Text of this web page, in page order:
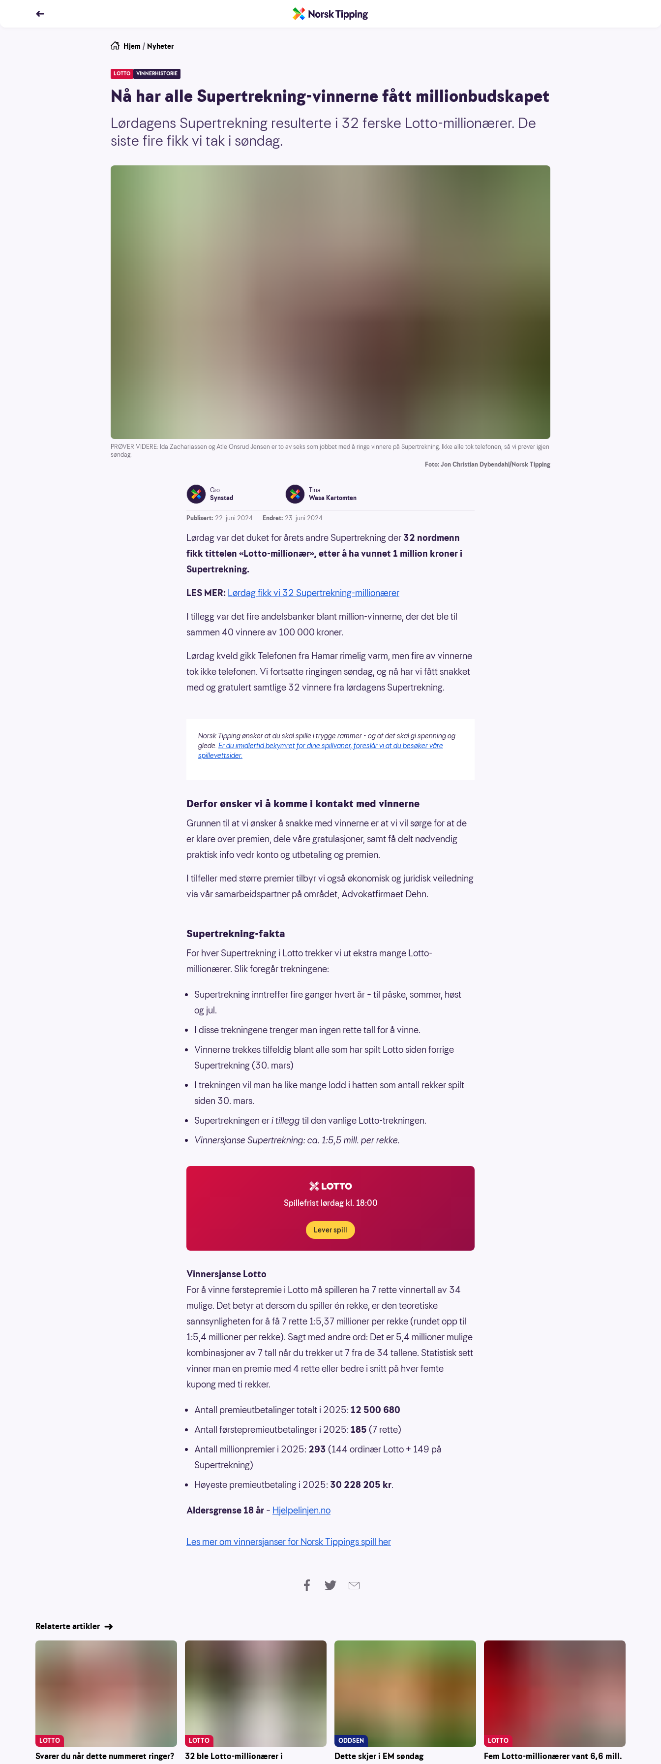
Hjem / Nyheter
LOTTO VINNERHISTORIE
Nå har alle Supertrekning-vinnerne fått millionbudskapet
Lørdagens Supertrekning resulterte i 32 ferske Lotto-millionærer. De
siste fire fikk vi tak i søndag.
PRØVER VIDERE: Ida Zachariassen og Atle Onsrud Jensen er to av seks som jobbet med å ringe vinnere på Supertrekning. Ikke alle tok telefonen, så vi prøver igjen
søndag.
Foto: Jon Christian Dybendahl/Norsk Tipping
Gro
Synstad
Tina
Wasa Kartomten
Publisert: 22. juni 2024 Endret: 23. juni 2024
Lørdag var det duket for årets andre Supertrekning der 32 nordmenn
fikk tittelen «Lotto-millionær», etter å ha vunnet 1 million kroner i
Supertrekning.
LES MER: Lørdag fikk vi 32 Supertrekning-millionærer
I tillegg var det fire andelsbanker blant million-vinnerne, der det ble til
sammen 40 vinnere av 100 000 kroner.
Lørdag kveld gikk Telefonen fra Hamar rimelig varm, men fire av vinnerne
tok ikke telefonen. Vi fortsatte ringingen søndag, og nå har vi fått snakket
med og gratulert samtlige 32 vinnere fra lørdagens Supertrekning.
Norsk Tipping ønsker at du skal spille i trygge rammer - og at det skal gi spenning og
glede. Er du imidlertid bekymret for dine spillvaner, foreslår vi at du besøker våre
spillevettsider.
Derfor ønsker vi å komme i kontakt med vinnerne
Grunnen til at vi ønsker å snakke med vinnerne er at vi vil sørge for at de
er klare over premien, dele våre gratulasjoner, samt få delt nødvendig
praktisk info vedr konto og utbetaling og premien.
I tilfeller med større premier tilbyr vi også økonomisk og juridisk veiledning
via vår samarbeidspartner på området, Advokatfirmaet Dehn.
Supertrekning-fakta
For hver Supertrekning i Lotto trekker vi ut ekstra mange Lotto-
millionærer. Slik foregår trekningene:
Supertrekning inntreffer fire ganger hvert år – til påske, sommer, høst
og jul.
I disse trekningene trenger man ingen rette tall for å vinne.
Vinnerne trekkes tilfeldig blant alle som har spilt Lotto siden forrige
Supertrekning (30. mars)
I trekningen vil man ha like mange lodd i hatten som antall rekker spilt
siden 30. mars.
Supertrekningen eri tillegg til den vanlige Lotto-trekningen.
Vinnersjanse Supertrekning: ca. 1:5,5 mill. per rekke.
Spillefrist lørdag kl. 18:00
Lever spill
Vinnersjanse Lotto
For å vinne førstepremie i Lotto må spilleren ha 7 rette vinnertall av 34
mulige. Det betyr at dersom du spiller én rekke, er den teoretiske
sannsynligheten for å få 7 rette 1:5,37 millioner per rekke (rundet opp til
1:5,4 millioner per rekke). Sagt med andre ord: Det er 5,4 millioner mulige
kombinasjoner av 7 tall når du trekker ut 7 fra de 34 tallene. Statistisk sett
vinner man en premie med 4 rette eller bedre i snitt på hver femte
kupong med ti rekker.
Antall premieutbetalinger totalt i 2025: 12 500 680
Antall førstepremieutbetalinger i 2025: 185 (7 rette)
Antall millionpremier i 2025: 293 (144 ordinær Lotto + 149 på
Supertrekning)
Høyeste premieutbetaling i 2025: 30 228 205 kr.
Aldersgrense 18 år – Hjelpelinjen.no
Les mer om vinnersjanser for Norsk Tippings spill her
Relaterte artikler
Svarer du når dette nummeret ringer?
LOTTO
32 ble Lotto-millionærer i
LOTTO
Dette skjer i EM søndag
ODDSEN
Fem Lotto-millionærer vant 6,6 mill.
LOTTO